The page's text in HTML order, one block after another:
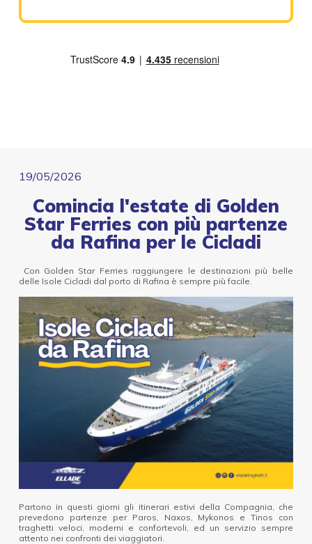
19/05/2026
Comincia l'estate di Golden
Star Ferries con più partenze
da Rafina per le Cicladi
Con Golden Star Ferries raggiungere le destinazioni più belle
delle Isole Cicladi dal porto di Rafina è sempre più facile.
Partono in questi giorni gli itinerari estivi della Compagnia, che
prevedono partenze per Paros, Naxos, Mykonos e Tinos con
traghetti veloci, moderni e confortevoli, ed un servizio sempre
attento nei confronti dei viaggiatori.